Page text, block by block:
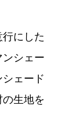
にした
シェー
ェード
生地を